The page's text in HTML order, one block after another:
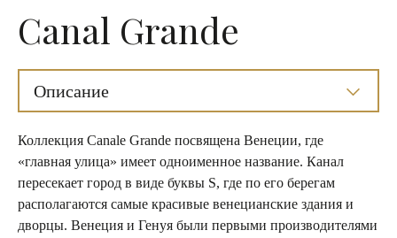
Canal Grande
Описание
Коллекция Сanale Grande посвящена Венеции, где
«главная улица» имеет одноименное название. Канал
пересекает город в виде буквы S, где по его берегам
располагаются самые красивые венецианские здания и
дворцы. Венеция и Генуя были первыми производителями